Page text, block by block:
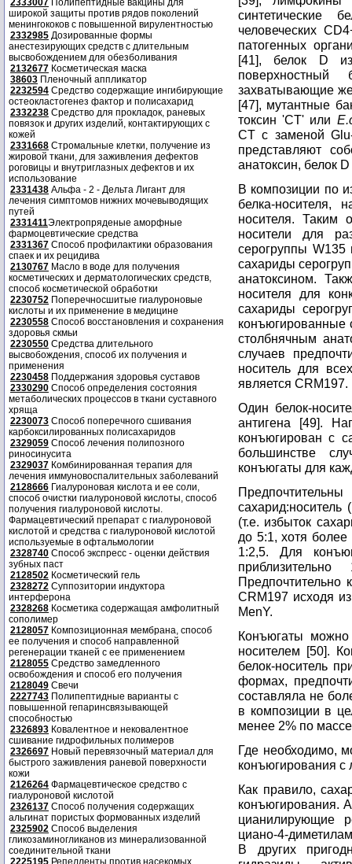
2333007 Полипептидные вакцины для
широкой защиты против рядов поколений
менингококов с повышенной вирулентностью
2332985 Дозированные формы
анестезирующих средств с длительным
высвобождением для обезболивания
2132677 Косметическая маска
38603 Пленочный аппликатор
2232594 Средство содержащие ингибирующие
остеокластогенез фактор и полисахарид
2332238 Средство для прокладок, раневых
повязок и других изделий, контактирующих с
кожей
2331668 Стромальные клетки, получение из
жировой ткани, для заживления дефектов
роговицы и внутриглазных дефектов и их
использование
2331438 Альфа - 2 - Дельта Лигант для
лечения симптомов нижних мочевыводящих
путей
2331411Электропряденые аморфные
фармоцевтические средства
2331367 Способ профилактики образования
спаек и их рецидива
2130767 Масло в воде для получения
косметических и дерматологических средств,
способ косметической обработки
2230752 Поперечносшитые гиалуроновые
кислоты и их применение в медицине
2230558 Способ восстановления и сохранения
здоровья скмьи
2230550 Средства длительного
высвобождения, способ их получения и
применения
2230458 Поддержания здоровья суставов
2330290 Способ определения состояния
метаболических процессов в ткани суставного
хряща
2230073 Способ поперечного сшивания
карбоксилированных полисахаридов
2329059 Способ лечения полипозного
риносинусита
2329037 Комбинированная терапия для
лечения иммуновоспалительных заболеваний
2128666 Гиалуроновая кислота и ее соли,
способ очистки гиалуроновой кислоты, способ
получения гиалуроновой кислоты.
Фармацевтический препарат с гиалуроновой
кислотой и средства с гиалуроновой кислотой
используемые в офтальмологии
2328740 Способ экспресс - оценки действия
зубных паст
2128502 Косметический гель
2328272 Суппозитории индуктора
интерферона
2328268 Косметика содержащая амфолитный
сополимер
2128057 Композиционная мембрана, способ
ее получения и способ направленной
регенерации тканей с ее применением
2128055 Средство замедленного
освобождения и способ его получения
2128049 Свечи
2227743 Полипептидные варианты с
повышенной гепаринсвязывающей
способностью
2326893 Ковалентное и нековалентное
сшивание гидрофильных полимеров
2326697 Новый перевязочный материал для
быстрого заживления раневой поверхности
кожи
2126264 Фармацевтическое средство с
гиалуроновой кислотой
2326137 Способ получения содержащих
альгинат пористых формованных изделий
2325902 Способ выделения
гликозаминогликанов из минерализованной
соединительной ткани
2225195 Репелленты против насекомых
синтетические
человеческих
патогенных
[41], белок D
захватывающие
[47], мутантные
токсин 'CT' или
CT с заменой
представляют
анатоксин, белок D
В композиции по
белка-носителя,
носителя. Таким
носители для
серогруппы W135
сахариды
анатоксином.
носителя для
сахариды
конъюгированные
столбнячным
случаев
носитель для
является CRM197.
Один белок-
антигена [49].
конъюгирован с
большинстве
конъюгаты для
сахарид:носитель
(т.е. избыток
до 5:1, хотя
1:2,5. Для
Предпочтительно
CRM197 исходя
MenY.
Конъюгаты
носителем [50].
белок-носитель
формах,
составляла не
в композиции в
менее 2% по
Где необходимо,
конъюгирования
Как правило,
конъюгирования.
цианилирующие
циано-4-
В других